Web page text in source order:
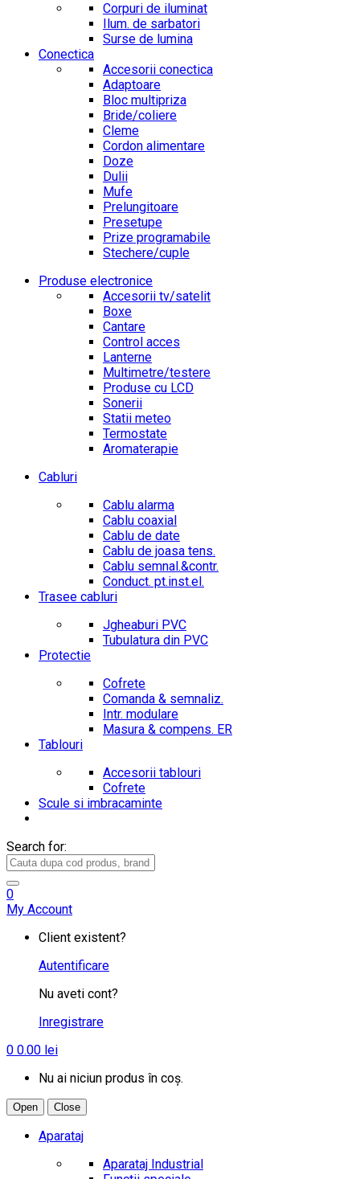
Corpuri de iluminat
Ilum. de sarbatori
Surse de lumina
Conectica
Accesorii conectica
Adaptoare
Bloc multipriza
Bride/coliere
Cleme
Cordon alimentare
Doze
Dulii
Mufe
Prelungitoare
Presetupe
Prize programabile
Stechere/cuple
Produse electronice
Accesorii tv/satelit
Boxe
Cantare
Control acces
Lanterne
Multimetre/testere
Produse cu LCD
Sonerii
Statii meteo
Termostate
Aromaterapie
Cabluri
Cablu alarma
Cablu coaxial
Cablu de date
Cablu de joasa tens.
Cablu semnal.&contr.
Conduct. pt.inst.el.
Trasee cabluri
Jgheaburi PVC
Tubulatura din PVC
Protectie
Cofrete
Comanda & semnaliz.
Intr. modulare
Masura & compens. ER
Tablouri
Accesorii tablouri
Cofrete
Scule si imbracaminte
Search for:
0
My Account
Client existent?
Autentificare
Nu aveti cont?
Inregistrare
0 0.00 lei
Nu ai niciun produs în coș.
Open Close
Aparataj
Aparataj Industrial